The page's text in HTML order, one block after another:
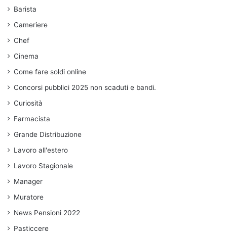
Barista
Cameriere
Chef
Cinema
Come fare soldi online
Concorsi pubblici 2025 non scaduti e bandi.
Curiosità
Farmacista
Grande Distribuzione
Lavoro all'estero
Lavoro Stagionale
Manager
Muratore
News Pensioni 2022
Pasticcere